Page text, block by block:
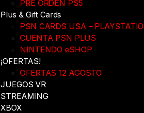
PRE ORDEN PS5
Plus & Gift Cards
PSN CARDS USA –
CUENTA PSN PLUS
NINTENDO eSHOP
¡OFERTAS!
OFERTAS 12 AGOSTO
JUEGOS VR
STREAMING
XBOX